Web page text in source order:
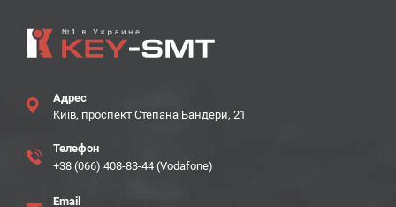
Адрес
Київ, проспект Степана Бандери, 21
Телефон
+38 (066) 408-83-44 (Vodafone)
Email